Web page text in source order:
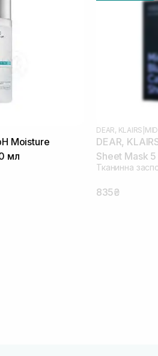
Moisture
мл
DEAR, KLAIRS
DEAR,
Sheet Mask
Тканинна
835₴